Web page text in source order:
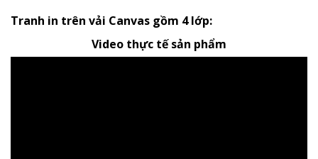
Tranh in trên vải Canvas gồm 4 lớp:
Video thực tế sản phẩm